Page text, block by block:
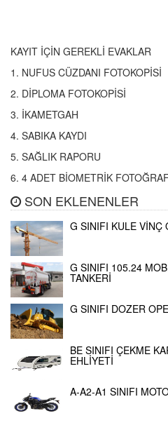
KAYIT İÇİN GEREKLİ EVAKLAR
1. NUFUS CÜZDANI FOTOKOPİSİ
2. DİPLOMA FOTOKOPİSİ
3. İKAMETGAH
4. SABIKA KAYDI
5. SAĞLIK RAPORU
6. 4 ADET BİOMETRİK FOTOĞRAF
SON EKLENENLER
G SINIFI KULE VİNÇ
G SINIFI 105.24
TANKERİ
G SINIFI DOZER
BE SINIFI ÇEKME
EHLİYETİ
A-A2-A1 SINIFI